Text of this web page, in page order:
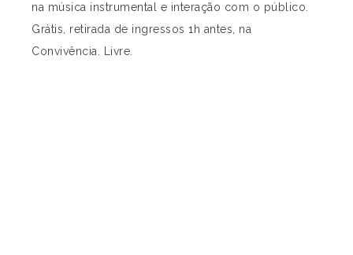
na música instrumental e interação com o público.
Grátis, retirada de ingressos 1h antes, na
Convivência. Livre.